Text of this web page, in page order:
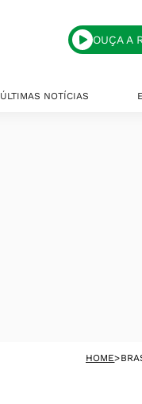
OUÇA A
ÚLTIMAS NOTÍCIAS
HOME>